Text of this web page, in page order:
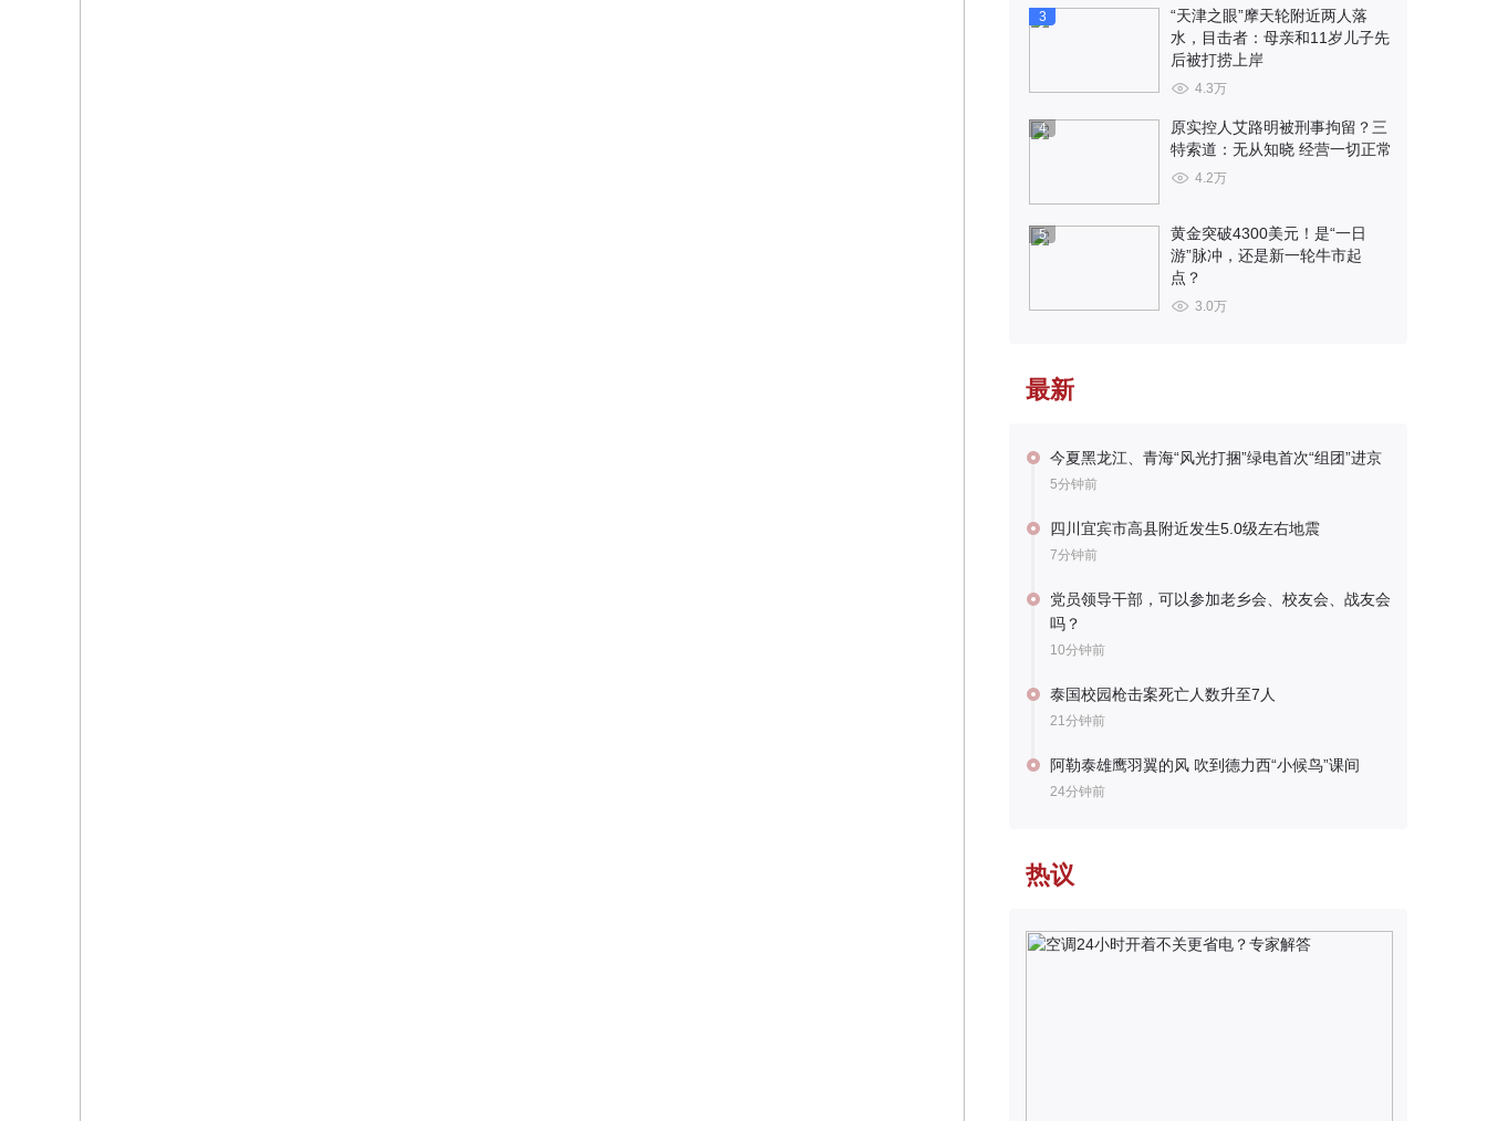
3
“天津之眼”摩天轮附近两人落
水，目击者：母亲和11岁儿子先
后被打捞上岸
4.3万
4
原实控人艾路明被刑事拘留？三
特索道：无从知晓 经营一切正常
4.2万
5
黄金突破4300美元！是“一日
游”脉冲，还是新一轮牛市起
点？
3.0万
最新
今夏黑龙江、青海“风光打捆”绿电首次“组团”进京
5分钟前
四川宜宾市高县附近发生5.0级左右地震
7分钟前
党员领导干部，可以参加老乡会、校友会、战友会
吗？
10分钟前
泰国校园枪击案死亡人数升至7人
21分钟前
阿勒泰雄鹰羽翼的风 吹到德力西“小候鸟”课间
24分钟前
热议